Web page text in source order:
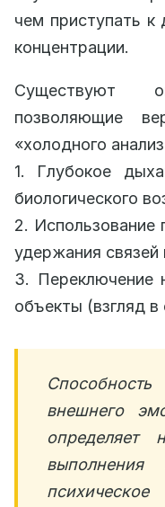
чем приступать
концентрации.
Существуют
позволяющие
«холодного
1. Глубокое
биологического
2. Использование
удержания связей
3. Переключение
объекты (взгляд в
внешнего
определяет